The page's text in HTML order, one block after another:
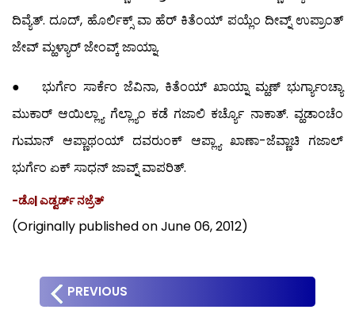
ದಿವ್ಯೆತ್. ದೂದ್, ಹೊರ್ಲಿಕ್ಸ್ ವಾ ಹೆರ್ ಕಿತೆಂಯ್ ಪಯ್ಲೆಂ ದೀವ್ನ್ ಉಪ್ರಾಂತ್
ಜೇವ್ ಮ್ಹಳ್ಯಾರ್ ಜೇಂವ್ಕ್ ಜಾಯ್ನಾ.
● ಭುರ್ಗೆಂ ಸಾರ್ಕೆಂ ಜೆವಿನಾ, ಕಿತೆಂಯ್ ಖಾಯ್ನಾ ಮ್ಹಣ್ ಭುರ್ಗ್ಯಾಂಚ್ಯಾ
ಮುಕಾರ್ ಆಯಿಲ್ಲ್ಯಾ ಗೆಲ್ಲ್ಯಾಂ ಕಡೆ ಗಜಾಲಿ ಕರ್ಚ್ಯೊ ನಾಕಾತ್. ವ್ಹಡಾಂಚೆಂ
ಗುಮಾನ್ ಆಪ್ಣಾಥಂಯ್ ದವರುಂಕ್ ಆಪ್ಲ್ಯಾ ಖಾಣಾ-ಜೆವ್ಣಾಚಿ ಗಜಾಲ್
ಭುರ್ಗೆಂ ಏಕ್ ಸಾಧನ್ ಜಾವ್ನ್ ವಾಪರಿತ್.
-ಡೊ| ಎಡ್ವರ್ಡ್ ನಜ್ರೆತ್
(Originally published on June 06, 2012)
PREVIOUS